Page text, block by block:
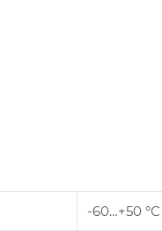
-60…+50 °С